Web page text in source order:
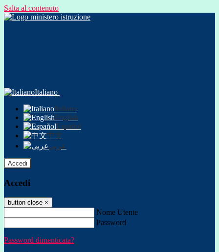
Salta al contenuto
Italiano
Italiano
English
Español
中文
عربى
Accedi
Accedi
button close ×
Nome Utente
Password
Password dimenticata?